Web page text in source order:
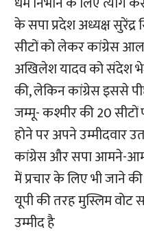
के सपा प्रदेश अध्यक्ष
सीटों को लेकर कांग्रेस
अखिलेश यादव को संदेश
की, लेकिन कांग्रेस इससे
जम्मू- कश्मीर की 20
होने पर अपने उम्मीदवार
कांग्रेस और सपा आमने-
में प्रचार के लिए भी जाने
यूपी की तरह मुस्लिम वोट
उम्मीद है